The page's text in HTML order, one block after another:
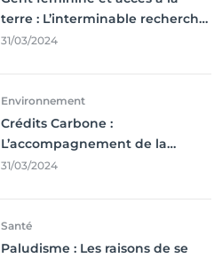
terre : L’interminable recherche
des droits
31/03/2024
Environnement
Crédits Carbone :
L’accompagnement de la
Francophonie
31/03/2024
Santé
Paludisme : Les raisons de se